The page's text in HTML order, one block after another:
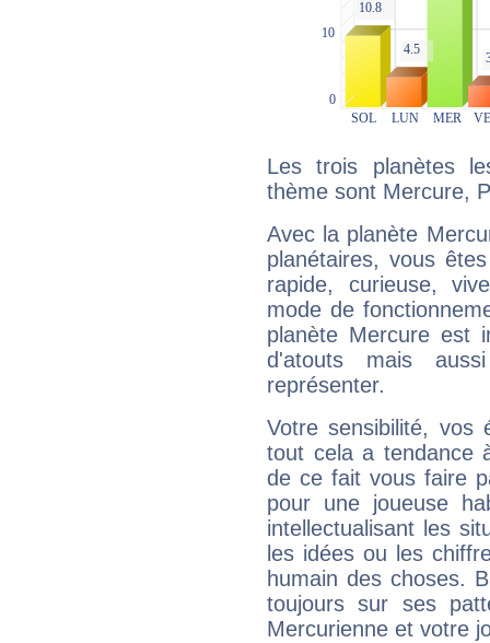
Les trois planètes
thème sont Mercure,
Avec la planète
planétaires, vous
rapide, curieuse,
mode de
planète Mercure est
d'atouts mais
représenter.
Votre sensibilité,
tout cela a tendance
de ce fait vous faire
pour une joueuse
intellectualisant les
les idées ou les
humain des choses.
toujours sur ses
Mercurienne et votre